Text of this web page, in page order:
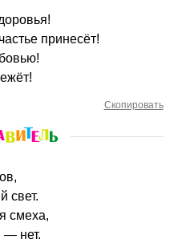
принесёт!
Скопировать
свет.
смеха,
— нет.